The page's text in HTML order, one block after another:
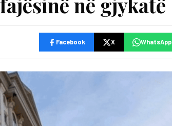
Facebook X WhatsApp